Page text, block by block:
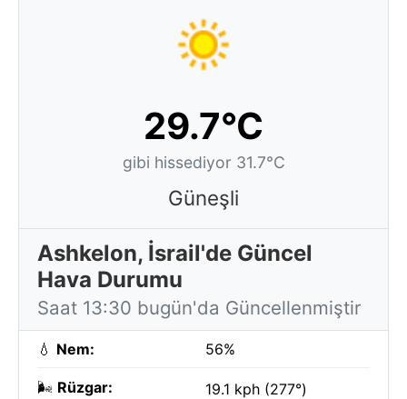
29.7°C
gibi hissediyor 31.7°C
Güneşli
Ashkelon, İsrail'de Güncel
Hava Durumu
Saat 13:30 bugün'da Güncellenmiştir
💧 Nem: 56%
🌬️ Rüzgar: 19.1 kph (277°)